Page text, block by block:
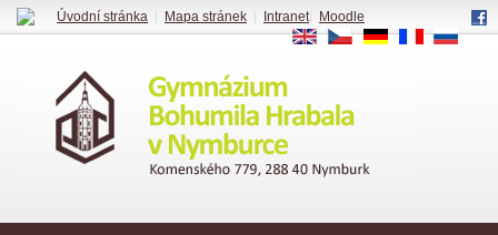
Úvodní stránka Mapa stránek Intranet|
Moodle
EN
CS DE FR RU